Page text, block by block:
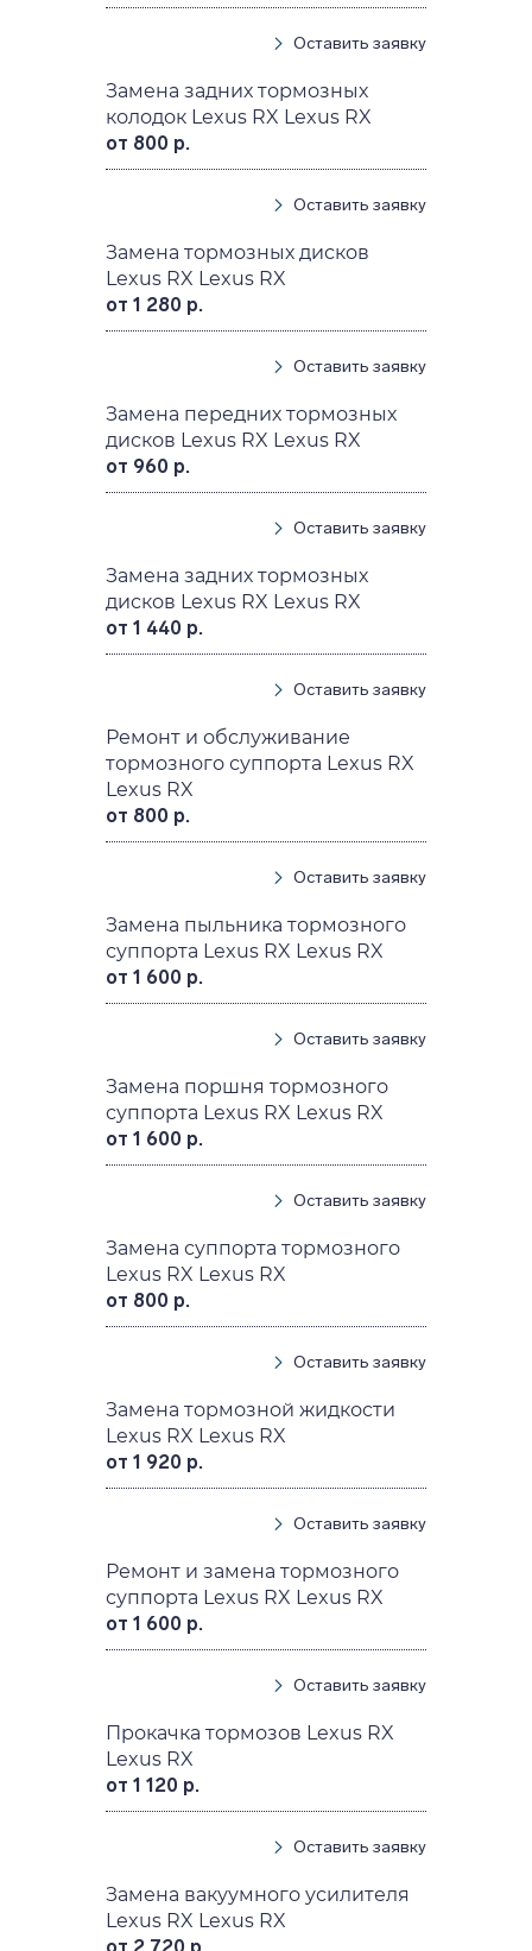
Оставить заявку
Замена задних тормозных
колодок Lexus RX Lexus RX
от 800 р.
Оставить заявку
Замена тормозных дисков
Lexus RX Lexus RX
от 1 280 р.
Оставить заявку
Замена передних тормозных
дисков Lexus RX Lexus RX
от 960 р.
Оставить заявку
Замена задних тормозных
дисков Lexus RX Lexus RX
от 1 440 р.
Оставить заявку
Ремонт и обслуживание
тормозного суппорта Lexus RX
Lexus RX
от 800 р.
Оставить заявку
Замена пыльника тормозного
суппорта Lexus RX Lexus RX
от 1 600 р.
Оставить заявку
Замена поршня тормозного
суппорта Lexus RX Lexus RX
от 1 600 р.
Оставить заявку
Замена суппорта тормозного
Lexus RX Lexus RX
от 800 р.
Оставить заявку
Замена тормозной жидкости
Lexus RX Lexus RX
от 1 920 р.
Оставить заявку
Ремонт и замена тормозного
суппорта Lexus RX Lexus RX
от 1 600 р.
Оставить заявку
Прокачка тормозов Lexus RX
Lexus RX
от 1 120 р.
Оставить заявку
Замена вакуумного усилителя
Lexus RX Lexus RX